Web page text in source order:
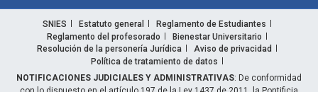
SNIES Estatuto general
Reglamento de Estudiantes
Reglamento del profesorado
Bienestar Universitario
Resolución de la personería Jurídica
Aviso de privacidad
Política de tratamiento de datos
NOTIFICACIONES JUDICIALES Y ADMINISTRATIVAS: De conformidad